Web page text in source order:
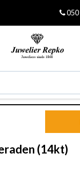
050 - 312 9131
Uw winkelwagen is leeg.
(14kt)